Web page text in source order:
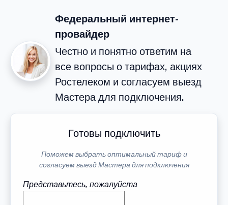
Федеральный интернет-
провайдер
Честно и понятно ответим на
все вопросы о тарифах, акциях
Ростелеком и согласуем выезд
Мастера для подключения.
Готовы подключить
Поможем выбрать оптимальный тариф и
согласуем выезд Мастера для подключения
Представьтесь, пожалуйста